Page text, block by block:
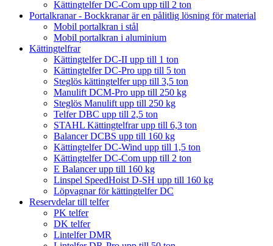
Kättingtelfer DC-Com upp till 2 ton
Portalkranar - Bockkranar är en pålitlig lösning för material
Mobil portalkran i stål
Mobil portalkran i aluminium
Kättingtelfrar
Kättingtelfer DC-II upp till 1 ton
Kättingtelfer DC-Pro upp till 5 ton
Steglös kättingtelfer upp till 3,5 ton
Manulift DCM-Pro upp till 250 kg
Steglös Manulift upp till 250 kg
Telfer DBC upp till 2,5 ton
STAHL Kättingtelfrar upp till 6,3 ton
Balancer DCBS upp till 160 kg
Kättingtelfer DC-Wind upp till 1,5 ton
Kättingtelfer DC-Com upp till 2 ton
E Balancer upp till 160 kg
Linspel SpeedHoist D-SH upp till 160 kg
Löpvagnar för kättingtelfer DC
Reservdelar till telfer
PK telfer
DK telfer
Lintelfer DMR